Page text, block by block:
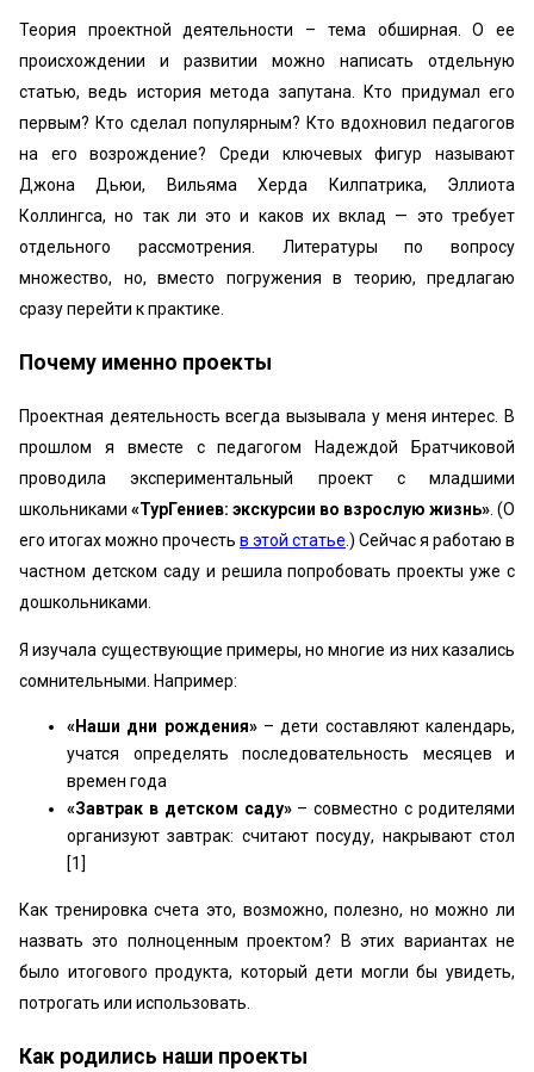
Теория проектной деятельности – тема обширная. О ее
происхождении и развитии можно написать отдельную
статью, ведь история метода запутана. Кто придумал его
первым? Кто сделал популярным? Кто вдохновил педагогов
на его возрождение? Среди ключевых фигур называют
Джона Дьюи, Вильяма Херда Килпатрика, Эллиота
Коллингса, но так ли это и каков их вклад — это требует
отдельного рассмотрения. Литературы по вопросу
множество, но, вместо погружения в теорию, предлагаю
сразу перейти к практике.
Почему именно проекты
Проектная деятельность всегда вызывала у меня интерес. В
прошлом я вместе с педагогом Надеждой Братчиковой
проводила экспериментальный проект с младшими
школьниками «ТурГениев: экскурсии во взрослую жизнь» . (О
его итогах можно прочесть в этой статье .) Сейчас я работаю в
частном детском саду и решила попробовать проекты уже с
дошкольниками.
Я изучала существующие примеры, но многие из них казались
сомнительными. Например:
«Наши дни рождения»– дети составляют календарь,
учатся определять последовательность месяцев и
времен года
«Завтрак в детском саду»– совместно с родителями
организуют завтрак: считают посуду, накрывают стол
[1]
Как тренировка счета это, возможно, полезно, но можно ли
назвать это полноценным проектом? В этих вариантах не
было итогового продукта, который дети могли бы увидеть,
потрогать или использовать.
Как родились наши проекты